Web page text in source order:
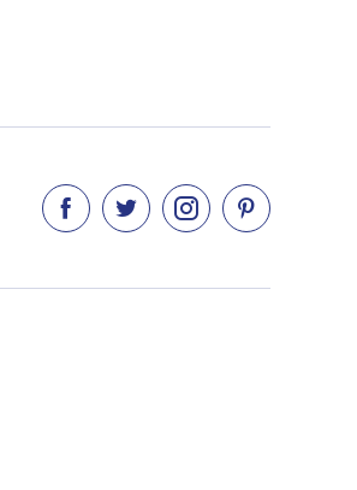
   